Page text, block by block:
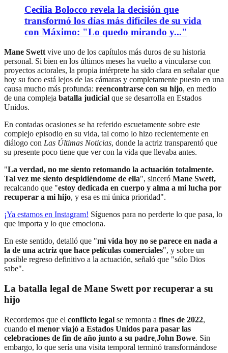
Cecilia Bolocco revela la decisión que
transformó los días más difíciles de su vida
con Máximo: "Lo quedo mirando y..."
Mane Swett vive uno de los capítulos más duros de su historia
personal. Si bien en los últimos meses ha vuelto a vincularse con
proyectos actorales, la propia intérprete ha sido clara en señalar que
hoy su foco está lejos de las cámaras y completamente puesto en una
causa mucho más profunda: reencontrarse con su hijo, en medio
de una compleja batalla judicial que se desarrolla en Estados
Unidos.
En contadas ocasiones se ha referido escuetamente sobre este
complejo episodio en su vida, tal como lo hizo recientemente en
diálogo con Las Últimas Noticias, donde la actriz transparentó que
su presente poco tiene que ver con la vida que llevaba antes.
"La verdad, no me siento retomando la actuación totalmente.
Tal vez me siento despidiéndome de ella", sinceró Mane Swett,
recalcando que "estoy dedicada en cuerpo y alma a mi lucha por
recuperar a mi hijo, y esa es mi única prioridad".
¡Ya estamos en Instagram! Síguenos para no perderte lo que pasa, lo
que importa y lo que emociona.
En este sentido, detalló que "mi vida hoy no se parece en nada a
la de una actriz que hace películas comerciales", y sobre un
posible regreso definitivo a la actuación, señaló que "sólo Dios
sabe".
La batalla legal de Mane Swett por recuperar a su
hijo
Recordemos que el conflicto legal se remonta a fines de 2022,
cuando el menor viajó a Estados Unidos para pasar las
celebraciones de fin de año junto a su padre,John Bowe. Sin
embargo, lo que sería una visita temporal terminó transformándose